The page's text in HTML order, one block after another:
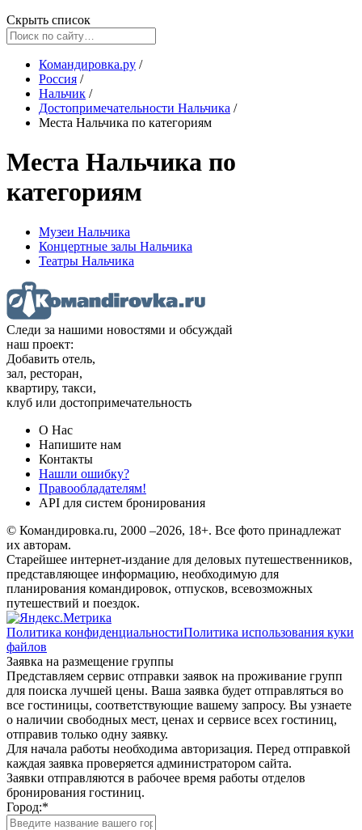
Скрыть список
Командировка.ру /
Россия /
Нальчик /
Достопримечательности Нальчика /
Места Нальчика по категориям
Места Нальчика по
категориям
Музеи Нальчика
Концертные залы Нальчика
Театры Нальчика
Следи за нашими новостями и обсуждай
наш проект:
Добавить отель,
зал, ресторан,
квартиру, такси,
клуб или достопримечательность
О Нас
Напишите нам
Контакты
Нашли ошибку?
Правообладателям!
API для систем бронирования
© Командировка.ru, 2000 –2026, 18+. Все фото принадлежат
их авторам.
Старейшее интернет-издание для деловых путешественников,
представляющее информацию, необходимую для
планирования командировок, отпусков, всевозможных
путешествий и поездок.
Политика конфиденциальностиПолитика использования куки
файлов
Заявка на размещение группы
Представляем сервис отправки заявок на проживание групп
для поиска лучшей цены. Ваша заявка будет отправляться во
все гостиницы, соответствующие вашему запросу. Вы узнаете
о наличии свободных мест, ценах и сервисе всех гостиниц,
отправив только одну заявку.
Для начала работы необходима авторизация. Перед отправкой
каждая заявка проверяется администратором сайта.
Заявки отправляются в рабочее время работы отделов
бронирования гостиниц.
Город:*